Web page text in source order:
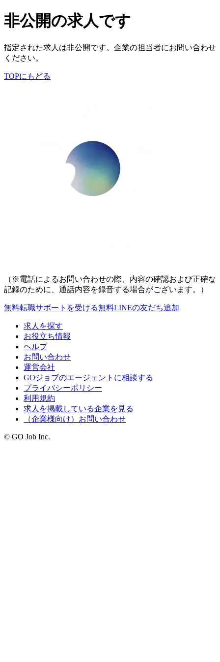
非公開の求人です
指定された求人は非公開です。企業の担当者にお問い合わせ
ください。
TOPにもどる
（※電話によるお問い合わせの際、内容の確認および正確な
記録のために、通話内容を録音する場合がございます。）
無料転職サポートを受ける無料LINEの友だち追加
求人を探す
お役立ち情報
ヘルプ
お問い合わせ
運営会社
GOジョブのエージェントに相談する
プライバシーポリシー
利用規約
求人を掲載している企業を見る
（企業様向け）お問い合わせ
© GO Job Inc.